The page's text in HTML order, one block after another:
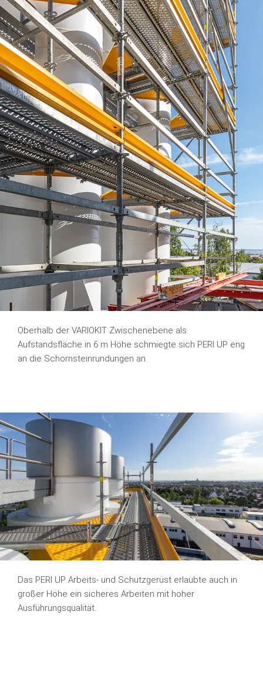
Oberhalb der VARIOKIT Zwischenebene als
Aufstandsfläche in 6 m Höhe schmiegte sich PERI UP eng
an die Schornsteinrundungen an.
Das PERI UP Arbeits- und Schutzgerüst erlaubte auch in
großer Höhe ein sicheres Arbeiten mit hoher
Ausführungsqualität.